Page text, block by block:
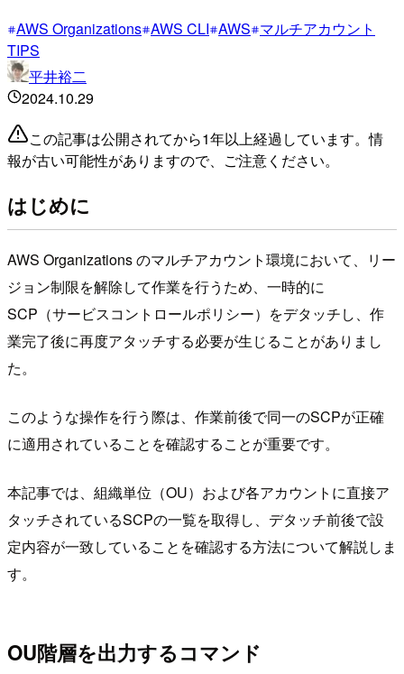
AWS Organizations AWS CLI AWS マルチアカウント
TIPS
平井裕二
2024.10.29
この記事は公開されてから1年以上経過しています。情
報が古い可能性がありますので、ご注意ください。
はじめに
AWS Organizations のマルチアカウント環境において、リー
ジョン制限を解除して作業を行うため、一時的に
SCP（サービスコントロールポリシー）をデタッチし、作
業完了後に再度アタッチする必要が生じることがありまし
た。
このような操作を行う際は、作業前後で同一のSCPが正確
に適用されていることを確認することが重要です。
本記事では、組織単位（OU）および各アカウントに直接ア
タッチされているSCPの一覧を取得し、デタッチ前後で設
定内容が一致していることを確認する方法について解説しま
す。
OU階層を出力するコマンド